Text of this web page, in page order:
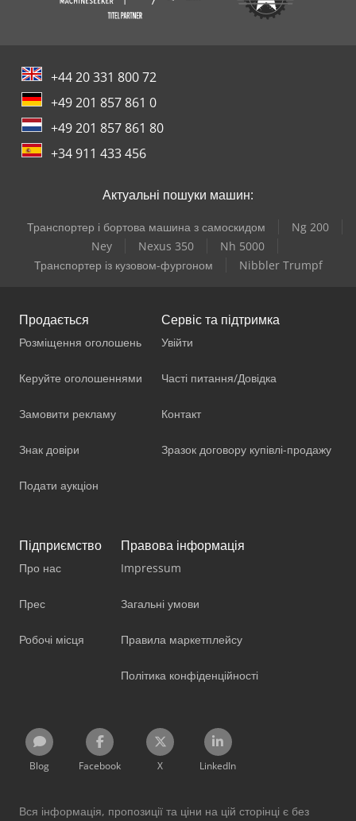
+44 20 331 800 72
+49 201 857 861 0
+49 201 857 861 80
+34 911 433 456
Актуальні пошуки машин:
Транспортер і бортова машина з самоскидом
Ng 200
Ney
Nexus 350
Nh 5000
Транспортер із кузовом-фургоном
Nibbler Trumpf
Продається
Розміщення оголошень
Керуйте оголошеннями
Замовити рекламу
Знак довіри
Подати аукціон
Сервіс та підтримка
Увійти
Часті питання/Довідка
Контакт
Зразок договору купівлі-продажу
Підприємство
Про нас
Прес
Робочі місця
Правова інформація
Impressum
Загальні умови
Правила маркетплейсу
Політика конфіденційності
Blog Facebook X LinkedIn
Вся інформація, пропозиції та ціни на цій сторінці є без